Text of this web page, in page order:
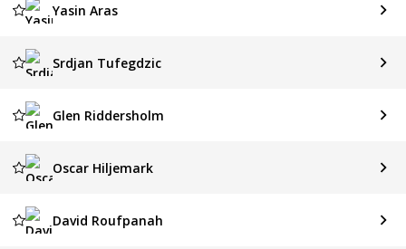
Yasin Aras
Srdjan Tufegdzic
Glen Riddersholm
Oscar Hiljemark
David Roufpanah